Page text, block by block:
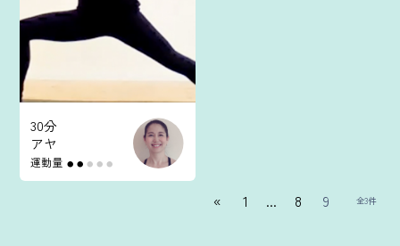
30分
アヤ
運動量 ● ● ● ● ●
« 1 ... 8 9 全3件